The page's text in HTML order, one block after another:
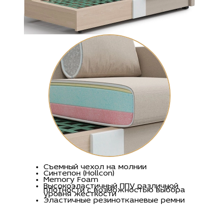
Съемный чехол на молнии
Синтепон (Hollcon)
Memory Foam
Высокоэластичный ППУ различной
плотности c возможностью выбора
уровня жесткости
Эластичные резинотканевые ремни